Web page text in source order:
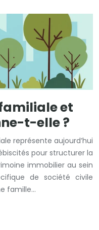
familiale et
t-elle ?
représente aujourd’hui
pour structurer la
immobilier au sein
de société civile
famille…